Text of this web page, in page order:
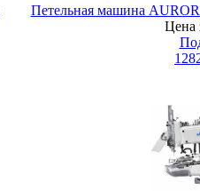
Петельная машина
Цена